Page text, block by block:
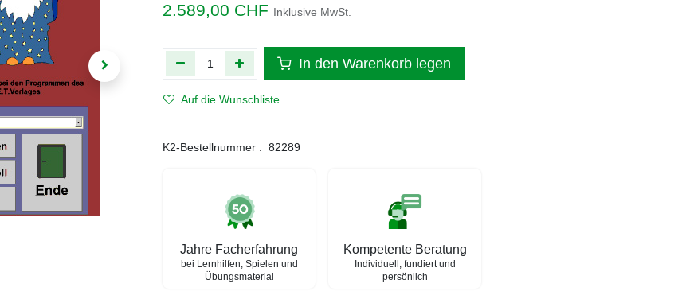
2.589,00 CHF Inklusive MwSt.
In den Warenkorb legen
Auf die Wunschliste
K2-Bestellnummer : 82289
Jahre Facherfahrung
bei Lernhilfen, Spielen und
Übungsmaterial
Kompetente Beratung
Individuell, fundiert und
persönlich